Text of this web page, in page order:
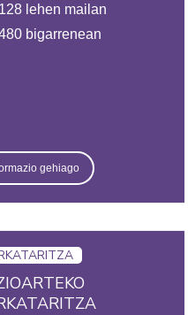
128 lehen mailan
bigarrenean
gehiago